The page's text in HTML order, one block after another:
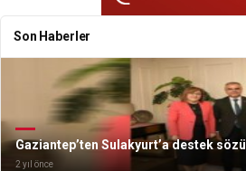
Son Haberler
Gaziantep’ten Sulakyurt’a destek sözü
2 yıl önce